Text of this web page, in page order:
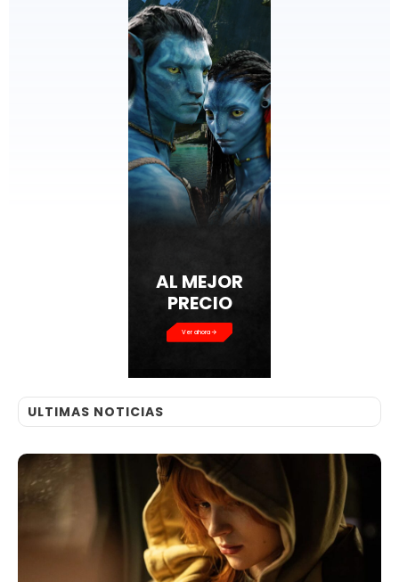
AL MEJOR
PRECIO
Ver ahora
ULTIMAS NOTICIAS